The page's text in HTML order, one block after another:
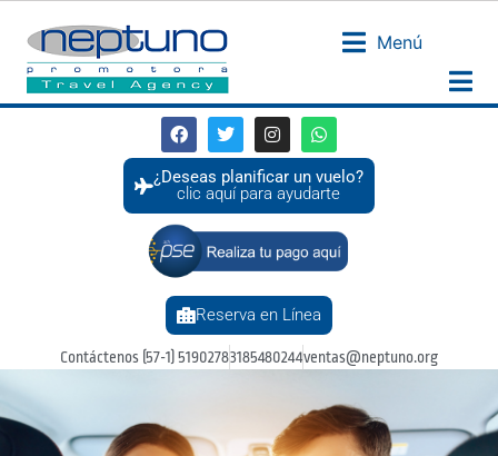
Menú
¿Deseas planificar un vuelo?
clic aquí para ayudarte
Reserva en Línea
Contáctenos (57-1) 51902783185480244ventas@neptuno.org